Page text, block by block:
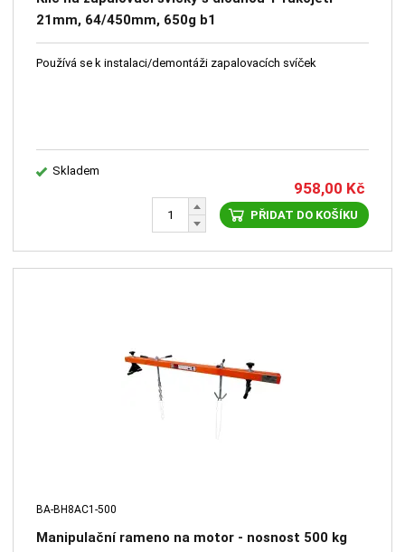
21mm, 64/450mm, 650g b1
Používá se k instalaci/demontáži zapalovacích svíček
Skladem
958,00 Kč
PŘIDAT DO KOŠÍKU
BA-BH8AC1-500
Manipulační rameno na motor - nosnost 500 kg